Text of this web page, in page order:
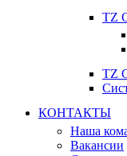
TZ
TZ
КОНТАКТЫ
Наша
Вакансии